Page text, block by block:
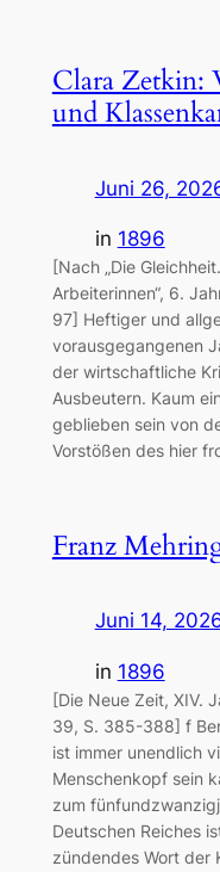
Clara Zetkin:
und
Juni 26,
in 1896
[Nach „Die
Arbeiterinnen“, 6.
97] Heftiger und
vorausgegangenen
der wirtschaftliche
Ausbeutern. Kaum
geblieben sein von
Vorstößen des hier
Franz
Juni 14,
in 1896
[Die Neue Zeit, XIV.
39, S. 385-388] f
ist immer unendlich
Menschenkopf sein
zum
Deutschen Reiches
zündendes Wort der